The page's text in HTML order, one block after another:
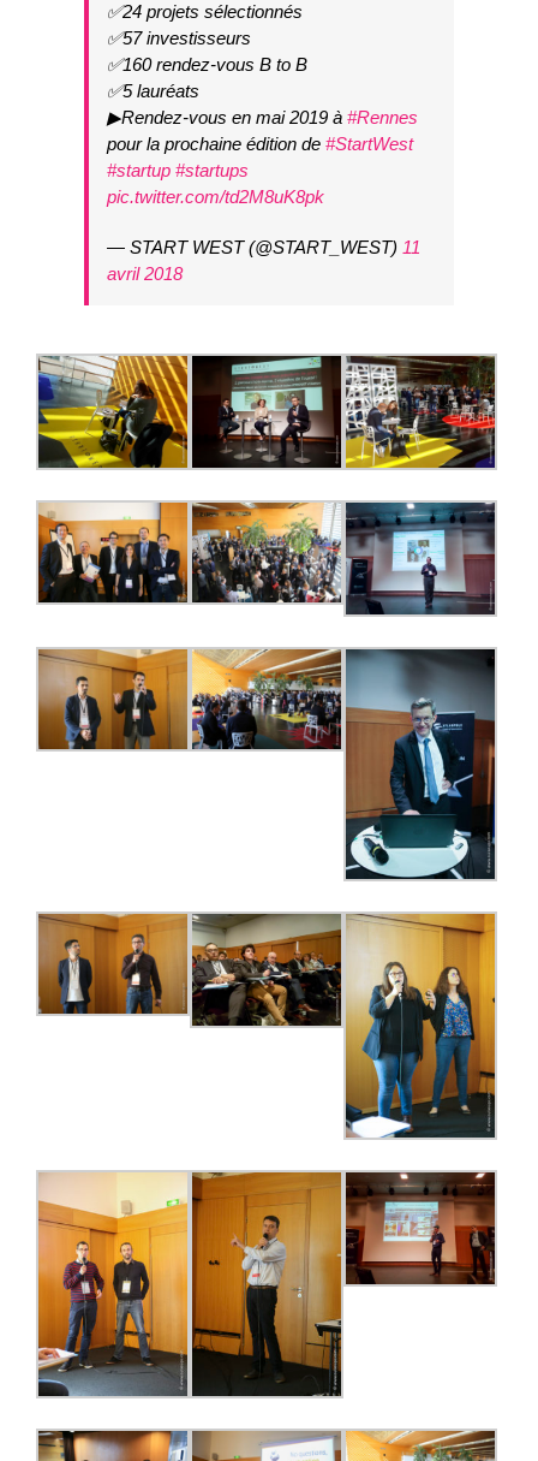
✅24 projets sélectionnés
✅57 investisseurs
✅160 rendez-vous B to B
✅5 lauréats
▶Rendez-vous en mai 2019 à #Rennes
pour la prochaine édition de #StartWest
#startup #startups
pic.twitter.com/td2M8uK8pk
— START WEST (@START_WEST) 11
avril 2018